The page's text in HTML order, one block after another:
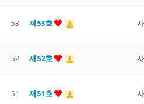
53 제53호
52 제52호
51 제51호